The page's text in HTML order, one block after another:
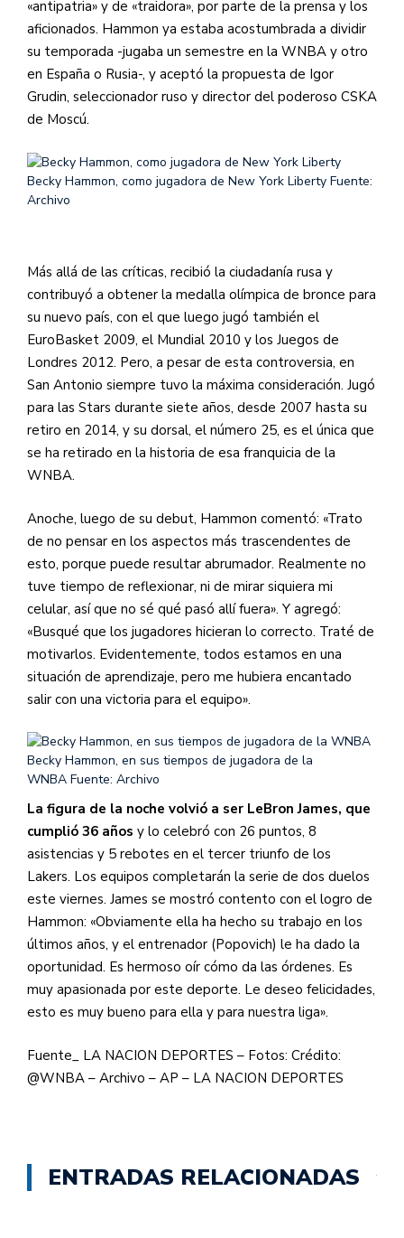
«antipatria» y de «traidora», por parte de la prensa y los
aficionados. Hammon ya estaba acostumbrada a dividir
su temporada -jugaba un semestre en la WNBA y otro
en España o Rusia-, y aceptó la propuesta de Igor
Grudin, seleccionador ruso y director del poderoso CSKA
de Moscú.
Becky Hammon, como jugadora de New York Liberty Fuente:
Archivo
Más allá de las críticas, recibió la ciudadanía rusa y
contribuyó a obtener la medalla olímpica de bronce para
su nuevo país, con el que luego jugó también el
EuroBasket 2009, el Mundial 2010 y los Juegos de
Londres 2012. Pero, a pesar de esta controversia, en
San Antonio siempre tuvo la máxima consideración. Jugó
para las Stars durante siete años, desde 2007 hasta su
retiro en 2014, y su dorsal, el número 25, es el única que
se ha retirado en la historia de esa franquicia de la
WNBA.
Anoche, luego de su debut, Hammon comentó: «Trato
de no pensar en los aspectos más trascendentes de
esto, porque puede resultar abrumador. Realmente no
tuve tiempo de reflexionar, ni de mirar siquiera mi
celular, así que no sé qué pasó allí fuera». Y agregó:
«Busqué que los jugadores hicieran lo correcto. Traté de
motivarlos. Evidentemente, todos estamos en una
situación de aprendizaje, pero me hubiera encantado
salir con una victoria para el equipo».
Becky Hammon, en sus tiempos de jugadora de la
WNBA Fuente: Archivo
La figura de la noche volvió a ser LeBron James, que
cumplió 36 años y lo celebró con 26 puntos, 8
asistencias y 5 rebotes en el tercer triunfo de los
Lakers. Los equipos completarán la serie de dos duelos
este viernes. James se mostró contento con el logro de
Hammon: «Obviamente ella ha hecho su trabajo en los
últimos años, y el entrenador (Popovich) le ha dado la
oportunidad. Es hermoso oír cómo da las órdenes. Es
muy apasionada por este deporte. Le deseo felicidades,
esto es muy bueno para ella y para nuestra liga».
Fuente_ LA NACION DEPORTES – Fotos: Crédito:
@WNBA – Archivo – AP – LA NACION DEPORTES
ENTRADAS RELACIONADAS